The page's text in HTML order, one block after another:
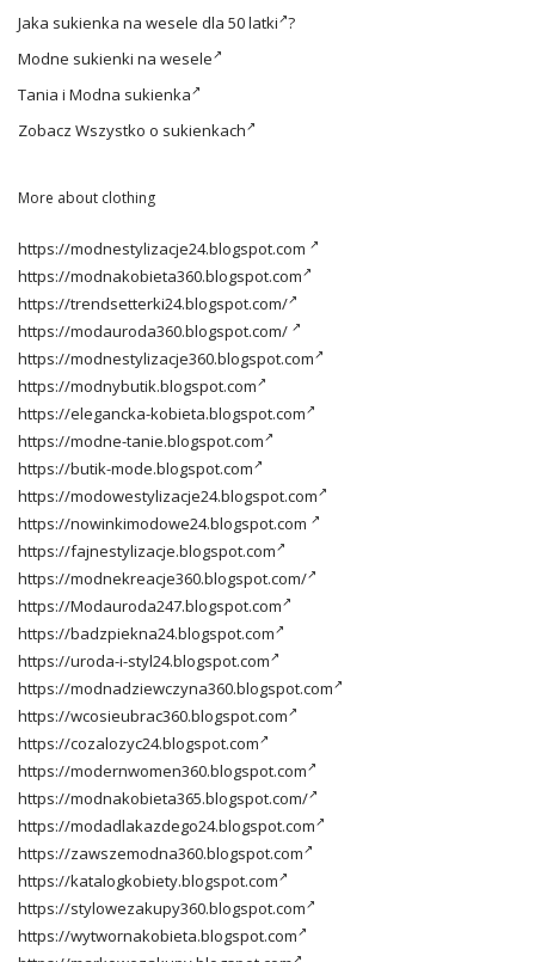
Jaka sukienka na wesele dla 50 latki ?
Modne sukienki na wesele
Tania i Modna sukienka
Zobacz Wszystko o sukienkach
More about clothing
https://modnestylizacje24.blogspot.com
https://modnakobieta360.blogspot.com
https://trendsetterki24.blogspot.com/
https://modauroda360.blogspot.com/
https://modnestylizacje360.blogspot.com
https://modnybutik.blogspot.com
https://elegancka-kobieta.blogspot.com
https://modne-tanie.blogspot.com
https://butik-mode.blogspot.com
https://modowestylizacje24.blogspot.com
https://nowinkimodowe24.blogspot.com
https://fajnestylizacje.blogspot.com
https://modnekreacje360.blogspot.com/
https://Modauroda247.blogspot.com
https://badzpiekna24.blogspot.com
https://uroda-i-styl24.blogspot.com
https://modnadziewczyna360.blogspot.com
https://wcosieubrac360.blogspot.com
https://cozalozyc24.blogspot.com
https://modernwomen360.blogspot.com
https://modnakobieta365.blogspot.com/
https://modadlakazdego24.blogspot.com
https://zawszemodna360.blogspot.com
https://katalogkobiety.blogspot.com
https://stylowezakupy360.blogspot.com
https://wytwornakobieta.blogspot.com